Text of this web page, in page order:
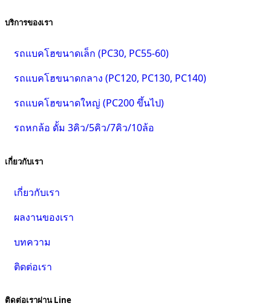
บริการของเรา
รถแบคโฮขนาดเล็ก (PC30, PC55-60)
รถแบคโฮขนาดกลาง (PC120, PC130, PC140)
รถแบคโฮขนาดใหญ่ (PC200 ขึ้นไป)
รถหกล้อ ดั้ม 3คิว/5คิว/7คิว/10ล้อ
เกี่ยวกับเรา
เกี่ยวกับเรา
ผลงานของเรา
บทความ
ติดต่อเรา
ติดต่อเราผ่าน Line